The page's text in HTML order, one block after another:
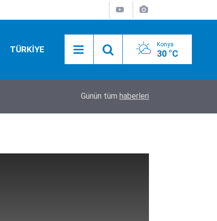
TÜRKİYE Konya
30 °C
YENİ Part'nin İl Başkanı tutuklandı!
Günün tüm haberleri